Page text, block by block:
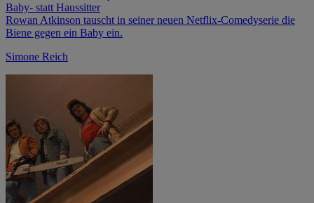
Baby- statt Haussitter
Rowan Atkinson tauscht in seiner neuen Netflix-Comedyserie die
Biene gegen ein Baby ein.
Simone Reich